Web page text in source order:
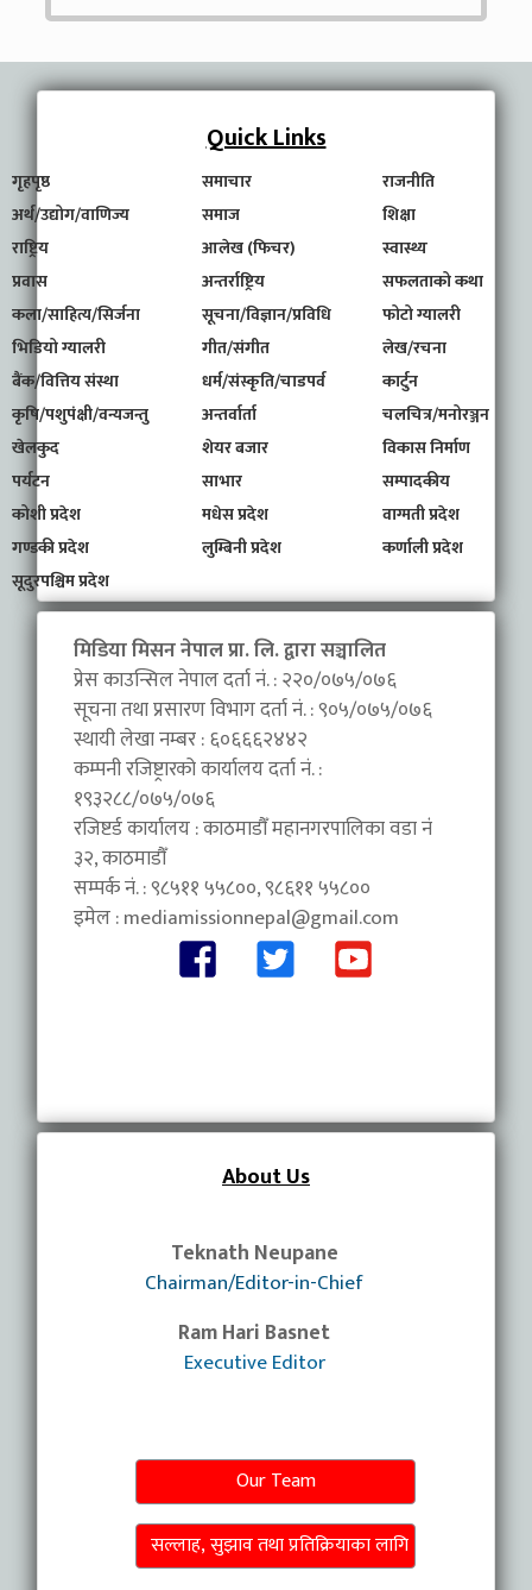
Quick Links
गृहपृष्ठ समाचार
राजनीति
अर्थ/उद्योग/वाणिज्य
समाज
शिक्षा
राष्ट्रिय
आलेख (फिचर)
स्वास्थ्य
प्रवास
अन्तर्राष्ट्रिय
सफलताको कथा
कला/साहित्य/सिर्जना
सूचना/विज्ञान/प्रविधि
फोटो ग्यालरी
भिडियो ग्यालरी
गीत/संगीत
लेख/रचना
बैंक/वित्तिय संस्था
धर्म/संस्कृति/चाडपर्व
कार्टुन
कृषि/पशुपंक्षी/वन्यजन्तु
अन्तर्वार्ता
चलचित्र/मनोरञ्जन
खेलकुद
शेयर बजार
विकास निर्माण
पर्यटन
साभार
सम्पादकीय
कोशी प्रदेश
मधेस प्रदेश
वाग्मती प्रदेश
गण्डकी प्रदेश
लुम्बिनी प्रदेश
कर्णाली प्रदेश
सूदुरपश्चिम प्रदेश
मिडिया मिसन नेपाल प्रा. लि. द्वारा सञ्चालित
प्रेस काउन्सिल नेपाल दर्ता नं. : २२०/०७५/०७६
सूचना तथा प्रसारण विभाग दर्ता नं. : ९०५/०७५/०७६
स्थायी लेखा नम्बर : ६०६६६२४४२
कम्पनी रजिष्ट्रारको कार्यालय दर्ता नं. :
१९३२८८/०७५/०७६
रजिष्टर्ड कार्यालय : काठमाडौँ महानगरपालिका वडा नंं
३२, काठमाडौँ
सम्पर्क नं. : ९८५११ ५५८००, ९८६११ ५५८००
इमेल :mediamissionnepal@gmail.com
About Us
Teknath Neupane
Chairman/Editor-in-Chief
Ram Hari Basnet
Executive Editor
Our Team
सल्लाह, सुझाव तथा प्रतिक्रियाका लागि